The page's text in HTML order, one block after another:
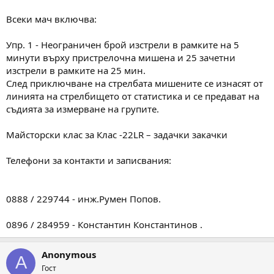
Всеки мач включва:
Упр. 1 - Неограничен брой изстрели в рамките на 5
минути върху пристрелочна мишена и 25 зачетни
изстрели в рамките на 25 мин.
След приключване на стрелбата мишените се изнасят от
линията на стрелбището от статистика и се предават на
съдията за измерване на групите.
Майсторски клас за Клас -22LR – задачки закачки
Телефони за контакти и записвания:
0888 / 229744 - инж.Румен Попов.
0896 / 284959 - Константин Константинов .
A Anonymous
Гост